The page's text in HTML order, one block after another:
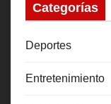
Categorías
Deportes
Entretenimiento